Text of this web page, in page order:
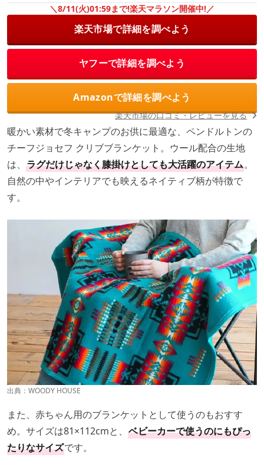
＼8/11(火)01:59まで!楽天マラソン開催中!／
楽天市場で詳細を調べよう
ヤフーで詳細を調べよう
Amazonで詳細を調べよう
暖かい素材で冬キャンプのお供に最適な、ペンドルトンの
チーフジョセフ クリブブランケット。ウール配合の生地
は、 ラグだけじゃなく膝掛けとしても大活躍のアイテム。
自然の中やインテリアでも映えるネイティブ柄が特徴で
す。
出典： WOODY HOUSE
また、赤ちゃん用のブランケットとして使うのもおすす
め。サイズは81×112cmと、 ベビーカーで使うのにもぴっ
たりなサイズです。
楽天市場の口コミ・レビューを見る